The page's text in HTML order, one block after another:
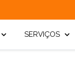
SERVIÇOS